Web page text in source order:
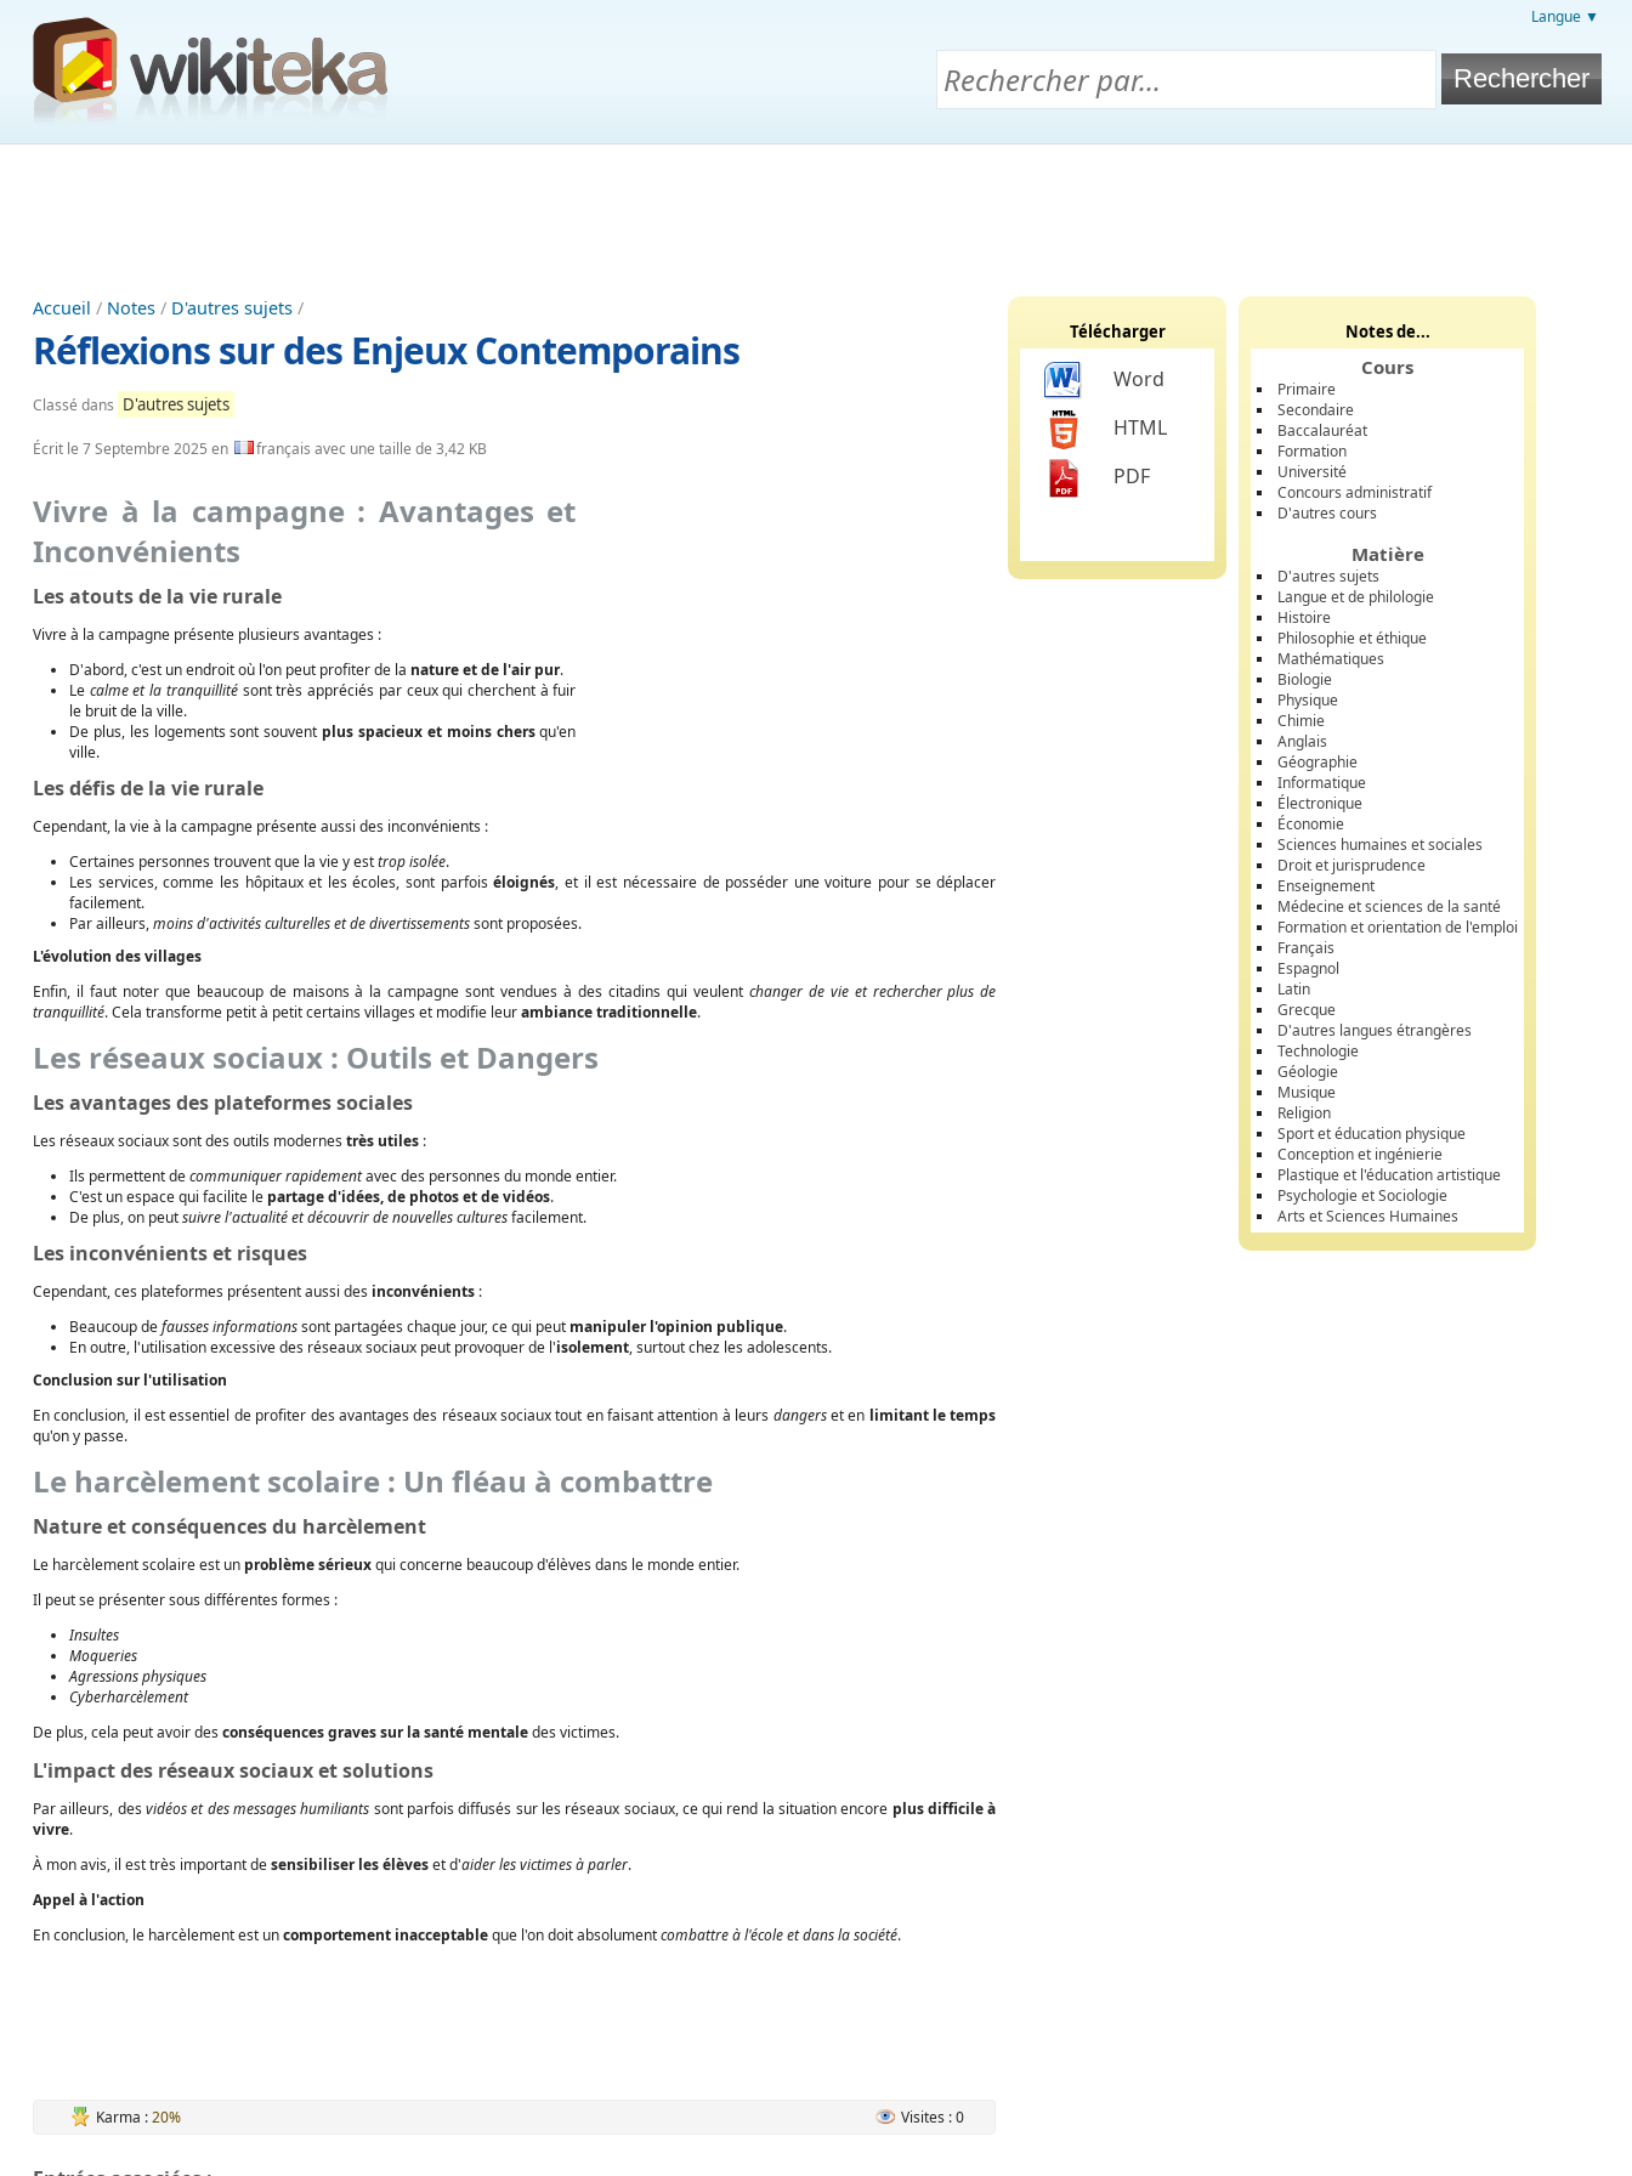
Langue ▼
Accueil / Notes / D'autres sujets /
Réflexions sur des Enjeux Contemporains
Classé dans D'autres sujets
Écrit le 7 Septembre 2025 en français avec une taille de 3,42 KB
Vivre à la campagne : Avantages et
Inconvénients
Les atouts de la vie rurale
Vivre à la campagne présente plusieurs avantages :
D'abord, c'est un endroit où l'on peut profiter de la nature et de l'air pur.
Le calme et la tranquillitésont très appréciés par ceux qui cherchent à fuir
le bruit de la ville.
De plus, les logements sont souvent plus spacieux et moins chersqu'en
ville.
Les défis de la vie rurale
Cependant, la vie à la campagne présente aussi des inconvénients :
Certaines personnes trouvent que la vie y esttrop isolée.
Les services, comme les hôpitaux et les écoles, sont parfoiséloignés, et il est nécessaire de posséder une voiture pour se déplacer
facilement.
Par ailleurs,moins d'activités culturelles et de divertissementssont proposées.
L'évolution des villages
Enfin, il faut noter que beaucoup de maisons à la campagne sont vendues à des citadins qui veulent changer de vie et rechercher plus de
tranquillité. Cela transforme petit à petit certains villages et modifie leurambiance traditionnelle.
Les réseaux sociaux : Outils et Dangers
Les avantages des plateformes sociales
Les réseaux sociaux sont des outils modernes très utiles :
Ils permettent decommuniquer rapidementavec des personnes du monde entier.
C'est un espace qui facilite le partage d'idées, de photos et de vidéos.
De plus, on peutsuivre l'actualité et découvrir de nouvelles culturesfacilement.
Les inconvénients et risques
Cependant, ces plateformes présentent aussi des inconvénients :
Beaucoup defausses informationssont partagées chaque jour, ce qui peut manipuler l'opinion publique.
En outre, l'utilisation excessive des réseaux sociaux peut provoquer de l'isolement, surtout chez les adolescents.
Conclusion sur l'utilisation
En conclusion, il est essentiel de profiter des avantages des réseaux sociaux tout en faisant attention à leurs dangerset en limitant le temps
qu'on y passe.
Le harcèlement scolaire : Un fléau à combattre
Nature et conséquences du harcèlement
Le harcèlement scolaire est un problème sérieuxqui concerne beaucoup d'élèves dans le monde entier.
Il peut se présenter sous différentes formes :
Insultes
Moqueries
Agressions physiques
Cyberharcèlement
De plus, cela peut avoir des conséquences graves sur la santé mentaledes victimes.
L'impact des réseaux sociaux et solutions
Par ailleurs, des vidéos et des messages humiliants sont parfois diffusés sur les réseaux sociaux, ce qui rend la situation encore plus difficile à
vivre.
À mon avis, il est très important desensibiliser les élèveset d'aider les victimes à parler.
Appel à l'action
En conclusion, le harcèlement est uncomportement inacceptableque l'on doit absolumentcombattre à l'école et dans la société.
Karma :20% Visites : 0
Télécharger
Word
HTML
PDF
Notes de...
Cours
Primaire
Secondaire
Baccalauréat
Formation
Université
Concours administratif
D'autres cours
Matière
D'autres sujets
Langue et de philologie
Histoire
Philosophie et éthique
Mathématiques
Biologie
Physique
Chimie
Anglais
Géographie
Informatique
Électronique
Économie
Sciences humaines et sociales
Droit et jurisprudence
Enseignement
Médecine et sciences de la santé
Formation et orientation de l'emploi
Français
Espagnol
Latin
Grecque
D'autres langues étrangères
Technologie
Géologie
Musique
Religion
Sport et éducation physique
Conception et ingénierie
Plastique et l'éducation artistique
Psychologie et Sociologie
Arts et Sciences Humaines